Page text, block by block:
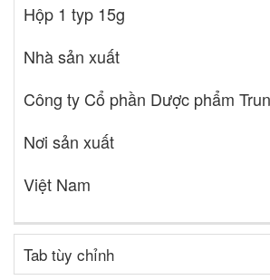
Hộp 1 typ 15g
Nhà sản xuất
Công ty Cổ phần Dược phẩm
Nơi sản xuất
Việt Nam
Tab tùy chỉnh